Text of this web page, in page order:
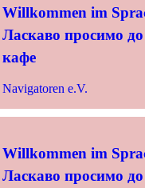
Willkommen im
Ласкаво просимо
кафе
Navigatoren e.V.
Willkommen im
Ласкаво просимо